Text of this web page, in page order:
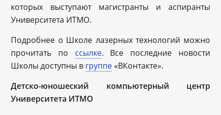
которых выступают магистранты и аспиранты
Университета ИТМО.
Подробнее о Школе лазерных технологий можно
прочитать по ссылке. Все последние новости
Школы доступны в группе «ВКонтакте».
Детско-юношеский компьютерный центр
Университета ИТМО